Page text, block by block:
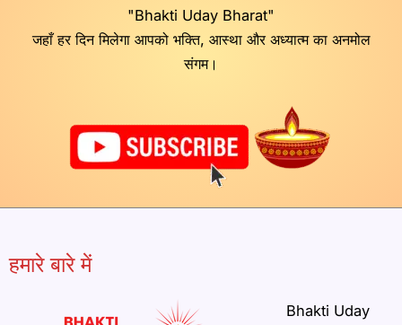
"Bhakti Uday Bharat"
जहाँ हर दिन मिलेगा आपको भक्ति, आस्था और अध्यात्म का अनमोल
संगम।
हमारे बारे में
Bhakti Uday